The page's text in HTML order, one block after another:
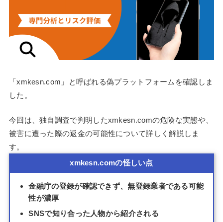
「xmkesn.com」と呼ばれる偽プラットフォームを確認しま
した。
今回は、独自調査で判明したxmkesn.comの危険な実態や、
被害に遭った際の返金の可能性について詳しく解説しま
す。
xmkesn.comの怪しい点
金融庁の登録が確認できず、無登録業者である可能
性が濃厚
SNSで知り合った人物から紹介される